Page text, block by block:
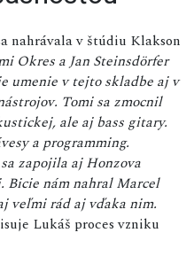
nahrávala v štúdiu Klakson
Okres a Jan Steinsdörfer
umenie v tejto skladbe aj v
Tomi sa zmocnil
ale aj bass gitary.
a programming.
zapojila aj Honzova
Bicie nám nahral Marcel
veľmi rád aj vďaka nim.
Lukáš proces vzniku